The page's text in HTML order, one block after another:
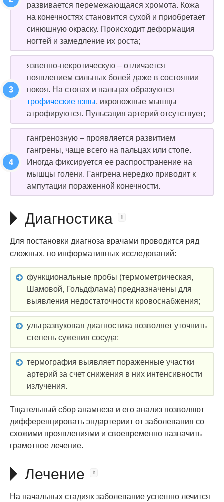
развивается перемежающаяся хромота. Кожа
на конечностях становится сухой и приобретает
синюшную окраску. Происходит деформация
ногтей и замедление их роста;
язвенно-некротическую – отличается
появлением сильных болей даже в состоянии
покоя. На стопах и пальцах образуются
трофические язвы, икроножные мышцы
атрофируются. Пульсация артерий отсутствует;
гангренозную – проявляется развитием
гангрены, чаще всего на пальцах или стопе.
Иногда фиксируется ее распространение на
мышцы голени. Гангрена нередко приводит к
ампутации пораженной конечности.
Диагностика
Для постановки диагноза врачами проводится ряд
сложных, но информативных исследований:
функциональные пробы (термометрическая,
Шамовой, Гольдфлама) предназначены для
выявления недостаточности кровоснабжения;
ультразвуковая диагностика позволяет уточнить
степень сужения сосуда;
термография выявляет пораженные участки
артерий за счет снижения в них интенсивности
излучения.
Тщательный сбор анамнеза и его анализ позволяют
дифференцировать эндартериит от заболевания со
схожими проявлениями и своевременно назначить
грамотное лечение.
Лечение
На начальных стадиях заболевание успешно лечится